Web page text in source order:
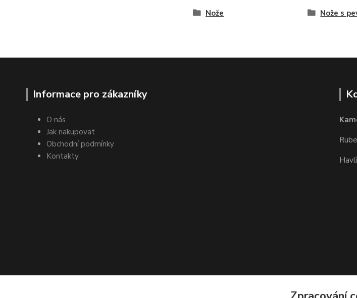
Nože Nože s
Informace pro zákazníky
O nás
Jak nakupovat
Obchodní podmínky
Kontakty